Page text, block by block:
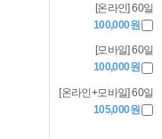
[온라인] 60일
100,000원
[모바일] 60일
100,000원
[온라인+모바일] 60일
105,000원